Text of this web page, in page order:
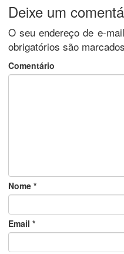
Deixe um
O seu endereço de e-
obrigatórios são
Comentário
Nome *
Email *